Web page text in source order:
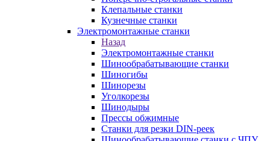
Клепальные станки
Кузнечные станки
Электромонтажные станки
Назад
Электромонтажные станки
Шинообрабатывающие станки
Шиногибы
Шинорезы
Уголкорезы
Шинодыры
Прессы обжимные
Станки для резки DIN-реек